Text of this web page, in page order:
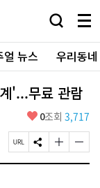
검
창
열
기
메
뉴
전
체
보
얼 뉴스 우리동
'...무료 관람
좋
요
0조회 3,717
페
이
S
N
글
자
글
자